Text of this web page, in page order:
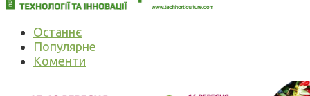
Останнє
Популярне
Коменти